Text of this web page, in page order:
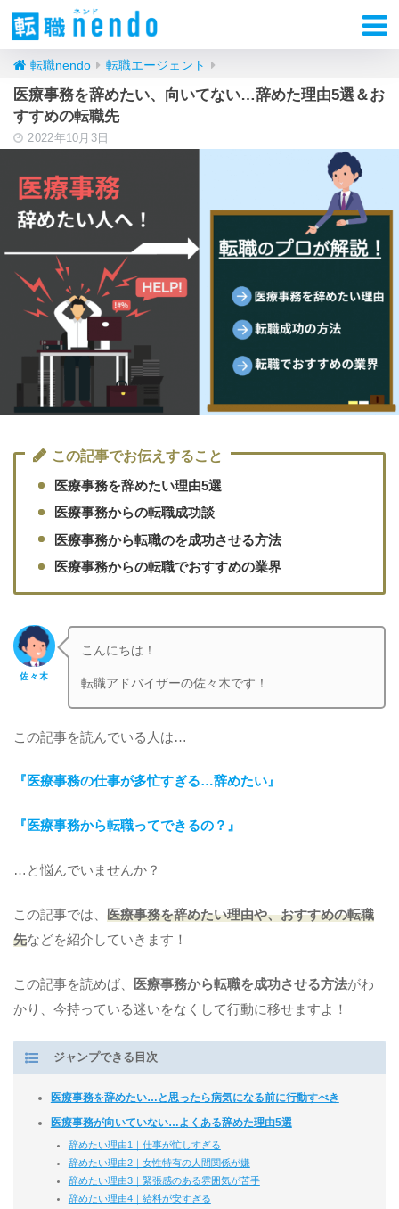
転職nendo 転職エージェント
医療事務を辞めたい、向いてない…辞めた理由5選＆お
すすめの転職先
2022年10月3日
この記事でお伝えすること
医療事務を辞めたい理由5選
医療事務からの転職成功談
医療事務から転職のを成功させる方法
医療事務からの転職でおすすめの業界
佐々木
こんにちは！
転職アドバイザーの佐々木です！
この記事を読んでいる人は…
『医療事務の仕事が多忙すぎる…辞めたい』
『医療事務から転職ってできるの？』
…と悩んでいませんか？
この記事では、 医療事務を辞めたい理由や、おすすめの転職
先などを紹介していきます！
この記事を読めば、 医療事務から転職を成功させる方法がわ
かり、今持っている迷いをなくして行動に移せますよ！
ジャンプできる目次
医療事務を辞めたい…と思ったら病気になる前に行動すべき
医療事務が向いていない…よくある辞めた理由5選
辞めたい理由1｜仕事が忙しすぎる
辞めたい理由2｜女性特有の人間関係が嫌
辞めたい理由3｜緊張感のある雰囲気が苦手
辞めたい理由4｜給料が安すぎる